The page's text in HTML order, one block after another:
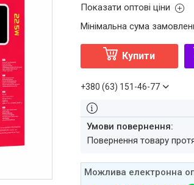
Показати оптові ціни
Мінімальна сума
Купити
+380 (63) 151-46-77
повернення товару